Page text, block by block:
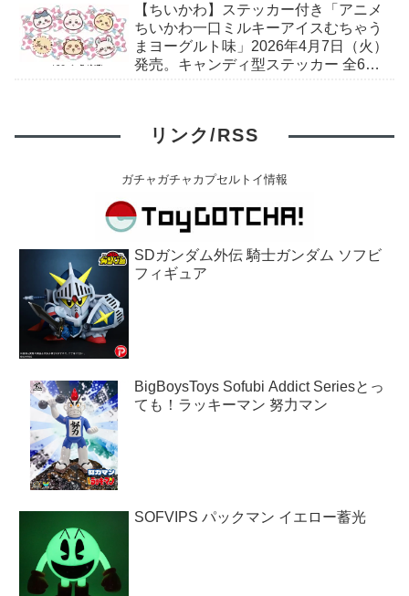
【ちいかわ】ステッカー付き「アニメ
ちいかわ一口ミルキーアイスむちゃう
まヨーグルト味」2026年4月7日（火）
発売。キャンディ型ステッカー 全6
リンク/RSS
ガチャガチャカプセルトイ情報
SDガンダム外伝 騎士ガンダム ソフビ
フィギュア
BigBoysToys Sofubi Addict Seriesとっ
ても！ラッキーマン 努力マン
SOFVIPS パックマン イエロー蓄光